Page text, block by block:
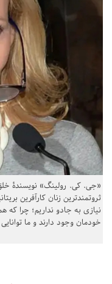
«جی. کی. رولینگ» نویسندهٔ
ثروتمندترین زنان کارآفرین
نیازی به جادو نداریم؛ چرا که
خودمان وجود دارند و ما